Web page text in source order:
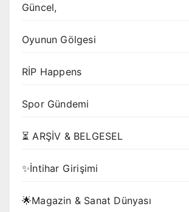
Güncel,
Oyunun Gölgesi
RİP Happens
Spor Gündemi
⏳ ARŞİV & BELGESEL
✨İntihar Girişimi
🌟Magazin & Sanat Dünyası